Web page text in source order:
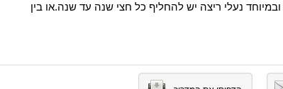
נעלי ריצה יש להחליף כל חצי שנה עד שנה.או בין